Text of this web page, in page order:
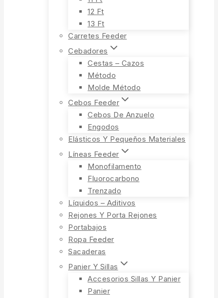
12 Ft
13 Ft
Carretes Feeder
Cebadores
Cestas – Cazos
Método
Molde Método
Cebos Feeder
Cebos De Anzuelo
Engodos
Elásticos Y Pequeños Materiales
Líneas Feeder
Monofilamento
Fluorocarbono
Trenzado
Líquidos – Aditivos
Rejones Y Porta Rejones
Portabajos
Ropa Feeder
Sacaderas
Panier Y Sillas
Accesorios Sillas Y Panier
Panier